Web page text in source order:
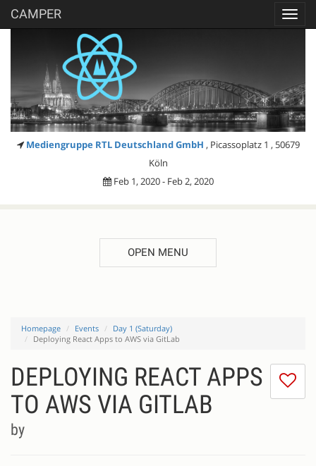
CAMPER
Mediengruppe RTL Deutschland GmbH , Picassoplatz 1 , 50679
Köln
Feb 1, 2020 - Feb 2, 2020
OPEN MENU
Homepage Events
Day 1 (Saturday)
Deploying React Apps to AWS via GitLab
I
DEPLOYING REACT APPS
TO AWS VIA GITLAB
by